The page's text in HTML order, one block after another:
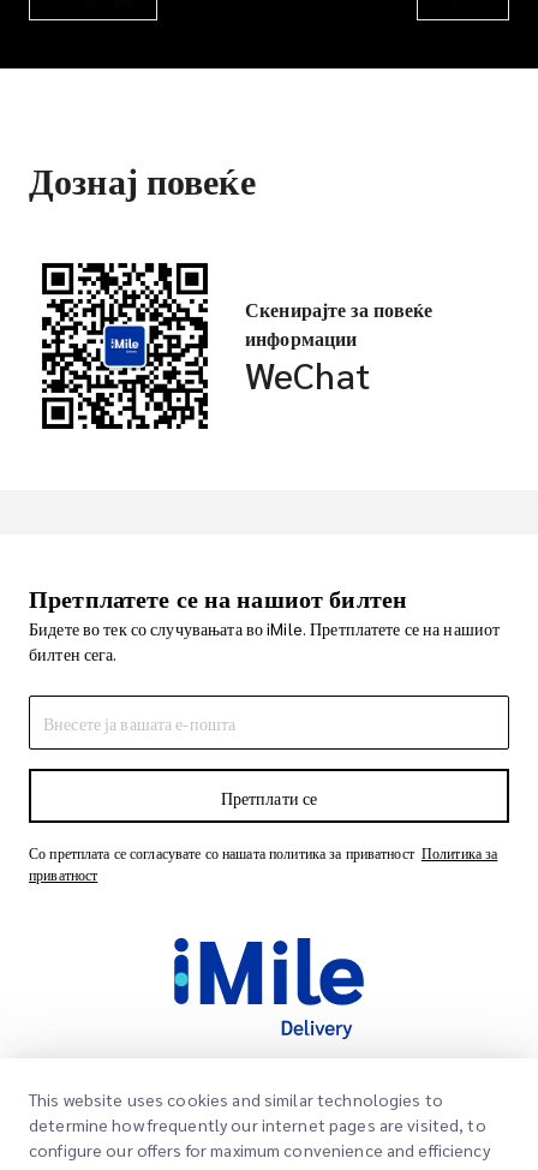
Дознај повеќе
Скенирајте за повеќе
информации
WeChat
Претплатете се на нашиот билтен
Бидете во тек со случувањата во iMile. Претплатете се на нашиот
билтен сега.
Претплати се
Со претплата се согласувате со нашата политика за приватност Политика за
приватност
Брзи линкови
Локации на канцеларии
Корпоративно
This website uses cookies and similar technologies to
determine how frequently our internet pages are visited, to
configure our offers for maximum convenience and efficiency